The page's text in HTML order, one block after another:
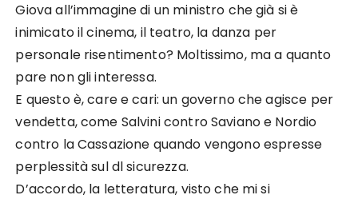
Giova all’immagine di un ministro che già si è
inimicato il cinema, il teatro, la danza per
personale risentimento? Moltissimo, ma a quanto
pare non gli interessa.
E questo è, care e cari: un governo che agisce per
vendetta, come Salvini contro Saviano e Nordio
contro la Cassazione quando vengono espresse
perplessità sul dl sicurezza.
D’accordo, la letteratura, visto che mi si